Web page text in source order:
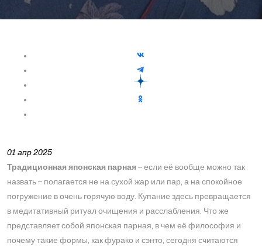
01 апр 2025
Традиционная японская парная – если её вообще можно так
назвать – полагается не на сухой жар или пар, а на спокойное
погружение в очень горячую воду. Купание здесь превращается
в медитативный ритуал очищения и расслабления. Что же
представляет собой японская парная, в чем её философия и
почему такие формы, как фурако и сэнто, сегодня считаются